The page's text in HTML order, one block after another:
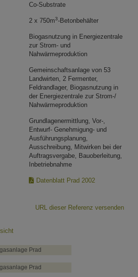
Co-Substrate
2 x 750m3-Betonbehälter
Biogasnutzung in Energiezentrale
zur Strom- und
Nahwärmeproduktion
Gemeinschaftsanlage von 53
Landwirten, 2 Fermenter,
Feldrandlager, Biogasnutzung in
der Energiezentrale zur Strom-/
Nahwärmeproduktion
Grundlagenermittlung, Vor-,
Entwurf- Genehmigung- und
Ausführungsplanung,
Ausschreibung, Mitwirken bei der
Auftragsvergabe, Bauoberleitung,
Inbetriebnahme
Datenblatt Prad 2002
URL dieser Referenz versenden
Prad
Prad